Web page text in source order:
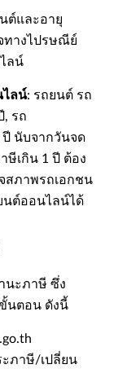
ต์และอายุ
ทางไปรษณีย์
ลน์
ไลน์: รถยนต์ รถ
, รถ
ปี นับจากวันจด
ษีเกิน 1 ปี ต้อง
สภาพรถเอกชน
นต์ออนไลน์ได้
นะภาษี ซึ่ง
นตอน ดังนี้
ะภาษี/เปลี่ยน